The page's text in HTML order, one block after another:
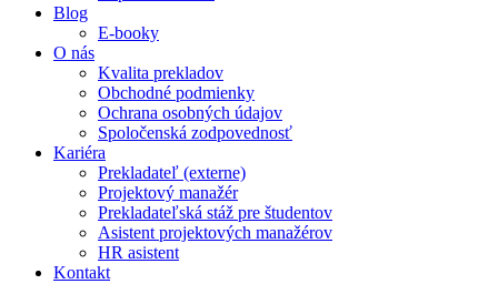
Blog
E-booky
O nás
Kvalita prekladov
Obchodné podmienky
Ochrana osobných údajov
Spoločenská zodpovednosť
Kariéra
Prekladateľ (externe)
Projektový manažér
Prekladateľská stáž pre študentov
Asistent projektových manažérov
HR asistent
Kontakt